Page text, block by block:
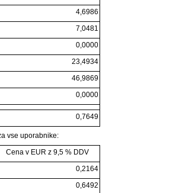
4,6986
7,0481
0,0000
23,4934
46,9869
0,0000
0,7649
vse uporabnike:
Cena v EUR z 9,5 % DDV
0,2164
0,6492